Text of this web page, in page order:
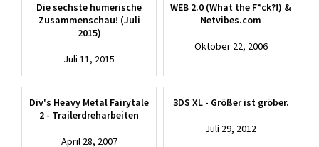
Die sechste humerische
Zusammenschau! (Juli
2015)
Juli 11, 2015
WEB 2.0 (What the F*ck?!) &
Netvibes.com
Oktober 22, 2006
Div's Heavy Metal Fairytale
2 - Trailerdreharbeiten
April 28, 2007
3DS XL - Größer ist gröber.
Juli 29, 2012